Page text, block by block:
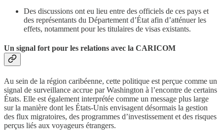
Des discussions ont eu lieu entre des officiels de ces pays et
des représentants du Département d’État afin d’atténuer les
effets, notamment pour les titulaires de visas existants.
Un signal fort pour les relations avec la CARICOM
Au sein de la région caribéenne, cette politique est perçue comme un
signal de surveillance accrue par Washington à l’encontre de certains
États. Elle est également interprétée comme un message plus large
sur la manière dont les États-Unis envisagent désormais la gestion
des flux migratoires, des programmes d’investissement et des risques
perçus liés aux voyageurs étrangers.